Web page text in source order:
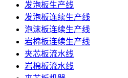
发泡板生产线
发泡板连续生产线
泡沫板连续生产线
岩棉板连续生产线
夹芯板流水线
岩棉板流水线